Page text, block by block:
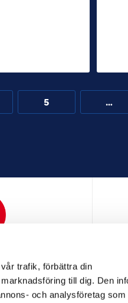
trafik, förbättra din
till dig. Den
och analysföretag som
5 …